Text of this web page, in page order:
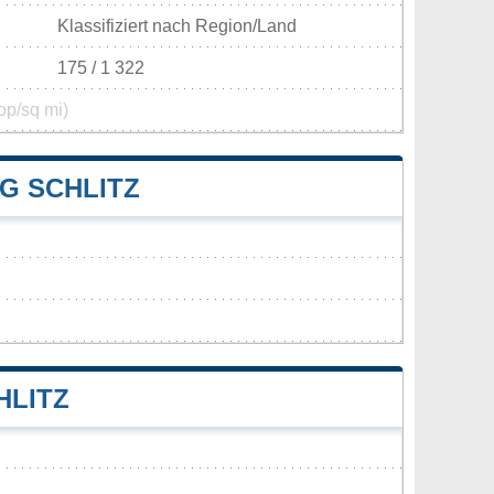
Klassifiziert nach Region/Land
175 / 1 322
sq mi)
SCHLITZ